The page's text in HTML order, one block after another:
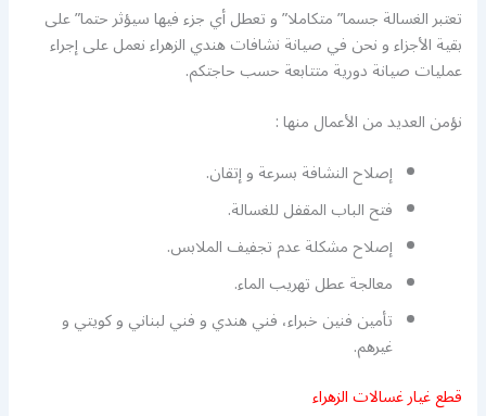
تعتبر الغسالة جسما” متكاملا” و تعطل أي جزء فيها سيؤثر حتما” على
بقية الأجزاء و نحن في صيانة نشافات هندي الزهراء نعمل على إجراء
عمليات صيانة دورية متتابعة حسب حاجتكم.
نؤمن العديد من الأعمال منها :
إصلاح النشافة بسرعة و إتقان.
فتح الباب المقفل للغسالة.
إصلاح مشكلة عدم تجفيف الملابس.
معالجة عطل تهريب الماء.
تأمين فنين خبراء، فني هندي و فني لبناني و كويتي و
غيرهم.
قطع غيار غسالات الزهراء